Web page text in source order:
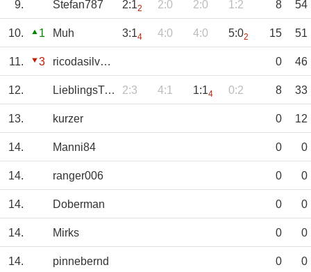
9. Stefan787 2:12 2:0 2:0 1:2 8 54
10. 1 Muh 3:14 4:0 4:0 5:02 15 51
11. 3 ricodasilva_bvb 0 46
12. LieblingsTipp 2:3 4:1 1:14 0:2 8 33
13. kurzer 0 12
14. Manni84 0 0
14. ranger006 0 0
14. Doberman 0 0
14. Mirks 0 0
14. pinnebernd 0 0